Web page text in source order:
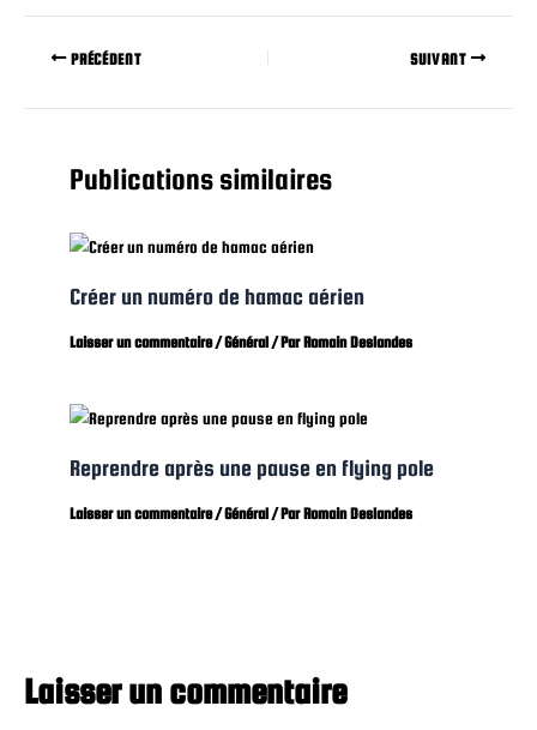
PRÉCÉDENT SUIVANT
Publications similaires
Créer un numéro de hamac aérien
Laisser un commentaire /Général/ ParRomain Deslandes
Reprendre après une pause en flying pole
Laisser un commentaire /Général/ ParRomain Deslandes
Laisser un commentaire